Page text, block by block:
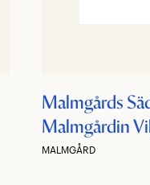
Malmgårds
Malmgårdin
MALMGÅRD